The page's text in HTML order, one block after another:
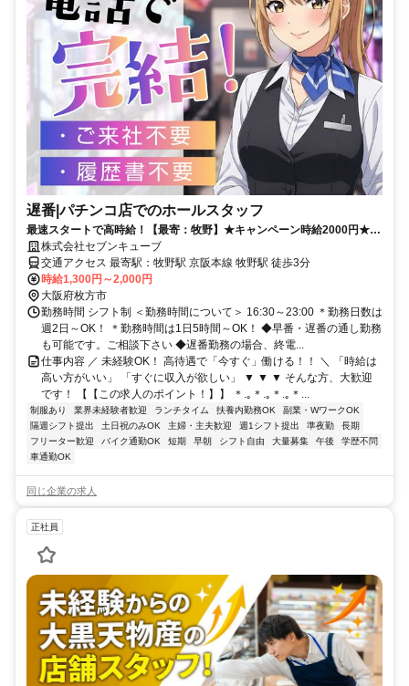
遅番|パチンコ店でのホールスタッフ
最速スタートで高時給！【最寄：牧野】★キャンペーン時給2000円★週
2日～＆短時間も可能！しっかり稼げる◎月収30万円以上可能！
株式会社セブンキューブ
交通アクセス 最寄駅：牧野駅 京阪本線 牧野駅 徒歩3分
時給1,300円～2,000円
大阪府枚方市
勤務時間 シフト制 ＜勤務時間について＞ 16:30～23:00 ＊勤務日数は
週2日～OK！ ＊勤務時間は1日5時間～OK！ ◆早番・遅番の通し勤務
も可能です。ご相談下さい ◆遅番勤務の場合、終電...
仕事内容 ／ 未経験OK！ 高待遇で「今すぐ」働ける！！ ＼ 「時給は
高い方がいい」 「すぐに収入が欲しい」 ▼ ▼ ▼ そんな方、大歓迎
です！ 【【この求人のポイント！】】 ＊.｡＊.｡＊.｡＊...
制服あり 業界未経験者歓迎 ランチタイム 扶養内勤務OK
副業・WワークOK
隔週シフト提出
土日祝のみOK 主婦・主夫歓迎 週1シフト提出 準夜勤
長期
フリーター歓迎
バイク通勤OK 短期 早朝 シフト自由 大量募集 午後
学歴不問
車通勤OK
同じ企業の求人
正社員